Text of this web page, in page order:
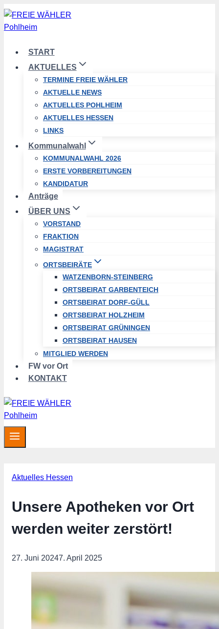
Zum
START
AKTUELLES
TERMINE FREIE WÄHLER
AKTUELLE NEWS
AKTUELLES POHLHEIM
AKTUELLES HESSEN
LINKS
Kommunalwahl
KOMMUNALWAHL 2026
ERSTE VORBEREITUNGEN
KANDIDATUR
Anträge
ÜBER UNS
VORSTAND
FRAKTION
MAGISTRAT
ORTSBEIRÄTE
WATZENBORN-STEINBERG
ORTSBEIRAT GARBENTEICH
ORTSBEIRAT DORF-GÜLL
ORTSBEIRAT HOLZHEIM
ORTSBEIRAT GRÜNINGEN
ORTSBEIRAT HAUSEN
MITGLIED WERDEN
FW vor Ort
KONTAKT
Aktuelles Hessen
Unsere Apotheken vor Ort
werden weiter zerstört!
27. Juni 20247. April 2025